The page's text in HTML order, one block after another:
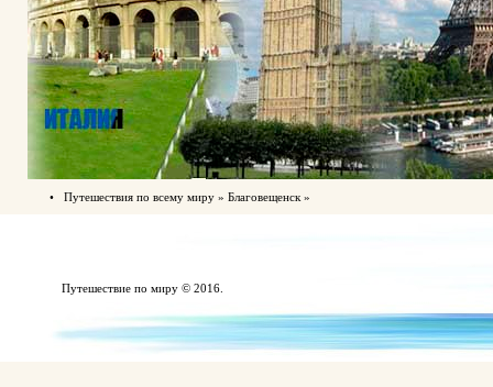
• Путешествия по всему миру » Благовещенск »
Путешествие по миру © 2016.